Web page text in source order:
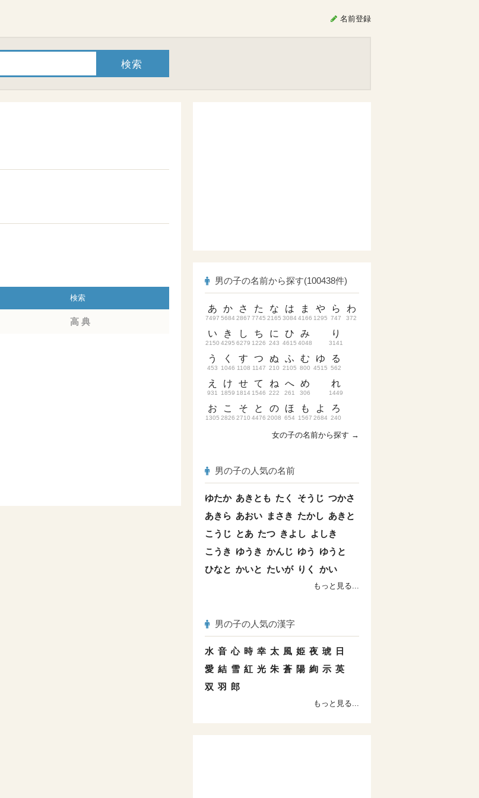
名前登録
検索
高 典
男の子の名前から探す(100438件)
あ
7497
い
2150
う
453
え
931
お
1305
か
5684
き
4295
く
1046
け
1859
こ
2826
さ
2867
し
6279
す
1108
せ
1814
そ
2710
た
7745
ち
1226
つ
1147
て
1546
と
4476
な
2165
に
243
ぬ
210
ね
222
の
2008
は
3084
ひ
4615
ふ
2105
へ
261
ほ
654
ま
4166
み
4048
む
800
め
306
も
1567
や
1295
ゆ
4515
よ
2684
ら
747
り
3141
る
562
れ
1449
ろ
240
わ
372
女の子の名前から探す →
男の子の人気の名前
ゆたか あきとも たく そうじ つかさ
あきら あおい まさき たかし あきと
こうじ とあ たつ きよし よしき
こうき ゆうき かんじ ゆう
ゆうと
ひなと かいと たいが りく かい
もっと見る...
男の子の人気の漢字
水 音 心 時 幸 太 風 姫 夜 琥
日
愛 結 雪 紅 光 朱 蒼 陽 絢 示 英
双 羽 郎
もっと見る...